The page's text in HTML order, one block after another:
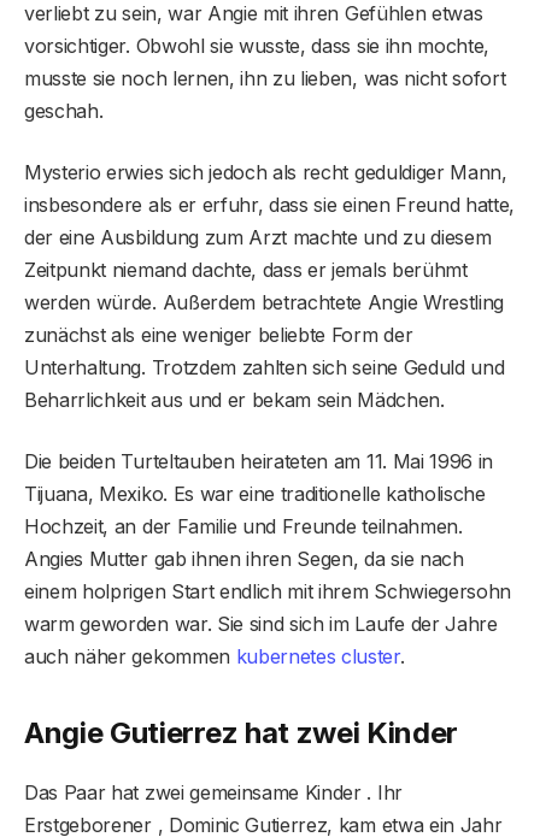
verliebt zu sein, war Angie mit ihren Gefühlen etwas
vorsichtiger. Obwohl sie wusste, dass sie ihn mochte,
musste sie noch lernen, ihn zu lieben, was nicht sofort
geschah.
Mysterio erwies sich jedoch als recht geduldiger Mann,
insbesondere als er erfuhr, dass sie einen Freund hatte,
der eine Ausbildung zum Arzt machte und zu diesem
Zeitpunkt niemand dachte, dass er jemals berühmt
werden würde. Außerdem betrachtete Angie Wrestling
zunächst als eine weniger beliebte Form der
Unterhaltung. Trotzdem zahlten sich seine Geduld und
Beharrlichkeit aus und er bekam sein Mädchen.
Die beiden Turteltauben heirateten am 11. Mai 1996 in
Tijuana, Mexiko. Es war eine traditionelle katholische
Hochzeit, an der Familie und Freunde teilnahmen.
Angies Mutter gab ihnen ihren Segen, da sie nach
einem holprigen Start endlich mit ihrem Schwiegersohn
warm geworden war. Sie sind sich im Laufe der Jahre
auch näher gekommen kubernetes cluster.
Angie Gutierrez hat zwei Kinder
Das Paar hat zwei gemeinsame Kinder . Ihr
Erstgeborener , Dominic Gutierrez, kam etwa ein Jahr